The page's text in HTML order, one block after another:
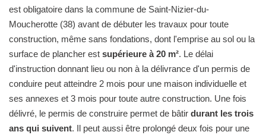
est obligatoire dans la commune de Saint-Nizier-du-
Moucherotte (38) avant de débuter les travaux pour toute
construction, même sans fondations, dont l'emprise au sol ou la
surface de plancher est supérieure à 20 m². Le délai
d'instruction donnant lieu ou non à la délivrance d'un permis de
conduire peut atteindre 2 mois pour une maison individuelle et
ses annexes et 3 mois pour toute autre construction. Une fois
délivré, le permis de construire permet de bâtir durant les trois
ans qui suivent. Il peut aussi être prolongé deux fois pour une